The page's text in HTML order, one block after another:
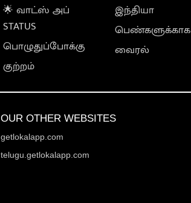
🌟 வாட்ஸ் அப்
STATUS
பொழுதுப்போக்கு
குற்றம்
இந்தியா
பெண்களுக்காக
வைரல்
OUR OTHER WEBSITES
getlokalapp.com
telugu.getlokalapp.com